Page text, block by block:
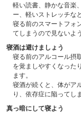
軽い読書、静かな音楽
ー、軽いストレッチな
寝る前のスマートフォ
てしまうので見ないよ
寝酒は避けましょう
寝る前のアルコール摂
を覚ましやすくなった
ます。
寝酒が続くと、体がア
り、依存症に陥ってし
真っ暗にして寝よう